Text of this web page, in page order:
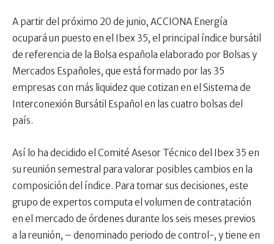
A partir del próximo 20 de junio, ACCIONA Energía
ocupará un puesto en el Ibex 35, el principal índice bursátil
de referencia de la Bolsa española elaborado por Bolsas y
Mercados Españoles, que está formado por las 35
empresas con más liquidez que cotizan en el Sistema de
Interconexión Bursátil Español en las cuatro bolsas del
país.
Así lo ha decidido el Comité Asesor Técnico del Ibex 35 en
su reunión semestral para valorar posibles cambios en la
composición del índice. Para tomar sus decisiones, este
grupo de expertos computa el volumen de contratación
en el mercado de órdenes durante los seis meses previos
a la reunión, – denominado periodo de control-, y tiene en